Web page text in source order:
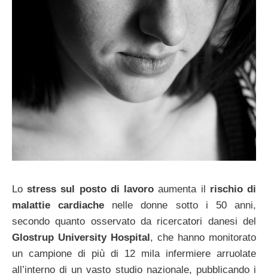
Lostress sul posto di lavoro aumenta il rischio di
malattie cardiache nelle donne sotto i 50 anni,
secondo quanto osservato da ricercatori danesi del
Glostrup University Hospital, che hanno monitorato
un campione di più di 12 mila infermiere arruolate
all’interno di un vasto studio nazionale, pubblicando i